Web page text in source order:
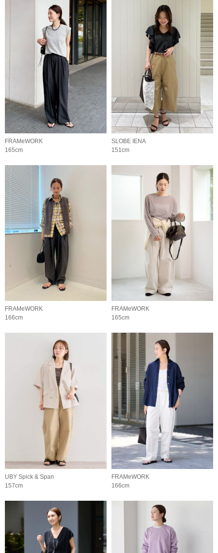
FRAMeWORK
165cm
SLOBE IENA
151cm
FRAMeWORK
166cm
FRAMeWORK
165cm
UBY Spick & Span
157cm
FRAMeWORK
166cm